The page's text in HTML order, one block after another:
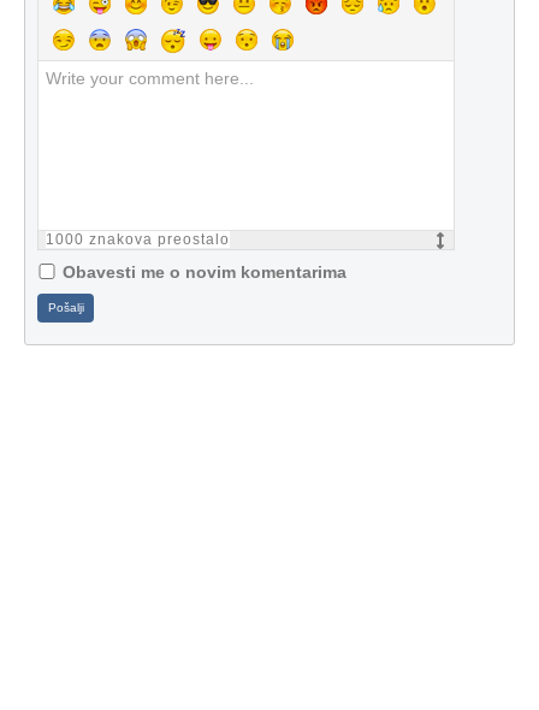
1000 znakova preostalo
Obavesti me o novim komentarima
Pošalji